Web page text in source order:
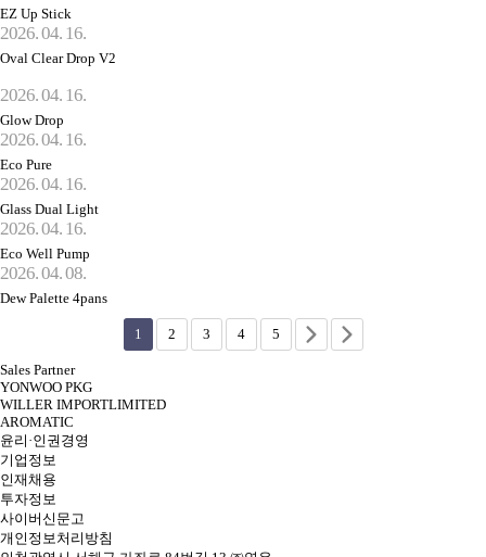
EZ Up Stick
2026. 04. 16.
Oval Clear Drop V2
2026. 04. 16.
Glow Drop
2026. 04. 16.
Eco Pure
2026. 04. 16.
Glass Dual Light
2026. 04. 16.
Eco Well Pump
2026. 04. 08.
Dew Palette 4pans
1 2 3 4 5
Sales Partner
YONWOO PKG
WILLER IMPORTLIMITED
AROMATIC
윤리·인권경영
기업정보
인재채용
투자정보
사이버신문고
개인정보처리방침